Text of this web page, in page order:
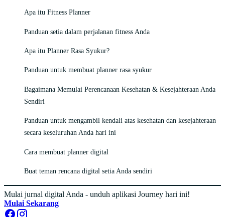
Apa itu Fitness Planner
Panduan setia dalam perjalanan fitness Anda
Apa itu Planner Rasa Syukur?
Panduan untuk membuat planner rasa syukur
Bagaimana Memulai Perencanaan Kesehatan & Kesejahteraan Anda
Sendiri
Panduan untuk mengambil kendali atas kesehatan dan kesejahteraan
secara keseluruhan Anda hari ini
Cara membuat planner digital
Buat teman rencana digital setia Anda sendiri
Mulai jurnal digital Anda - unduh aplikasi Journey hari ini!
Mulai Sekarang